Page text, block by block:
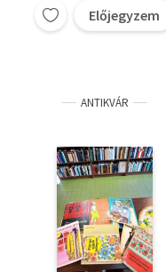
Előjegyzem
ANTIKVÁR